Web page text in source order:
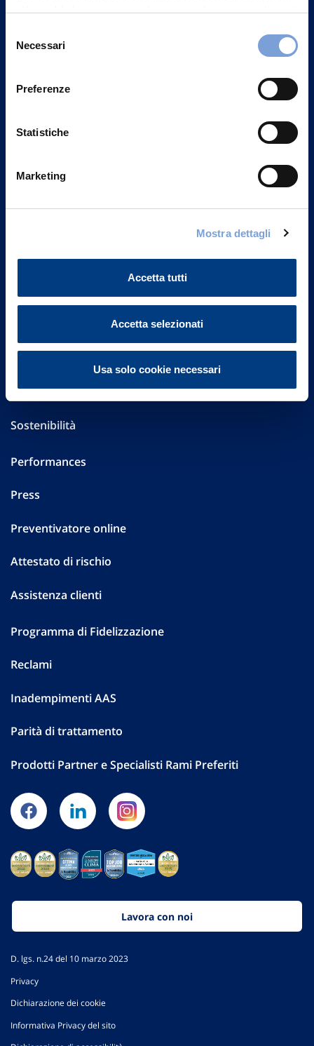
più su chi siamo, come può contattarci e come trattiamo i
può trovare nel footer del sito nella sezione "Informativa
delNecessari
Preferenze
Statistiche
Marketing
Mostra dettagli
Accetta tutti
Accetta selezionati
Usa solo cookie necessari
Vittoria Assicurazioni S.p.A.
Part. IVA 01329510158
FAQ
Altre informazioni
Sostenibilità
Performances
Press
Preventivatore online
Attestato di rischio
Assistenza clienti
Programma di Fidelizzazione
Reclami
Inadempimenti AAS
Parità di trattamento
Prodotti Partner e Specialisti Rami Preferiti
Lavora con noi
D. lgs. n.24 del 10 marzo 2023
Privacy
Dichiarazione dei cookie
Informativa Privacy del sito